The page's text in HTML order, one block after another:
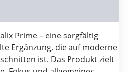
Prime – eine sorgfältig
Ergänzung, die auf moderne
ist. Das Produkt zielt